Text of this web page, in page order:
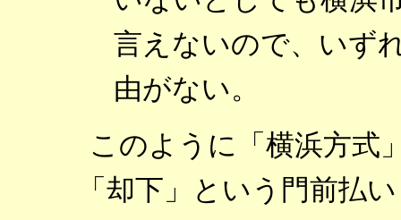
言えないので、いず
由がない。
このように「横浜方式
「却下」という門前払